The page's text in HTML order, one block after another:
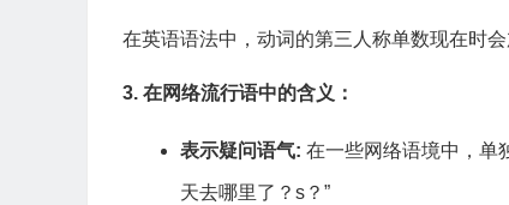
在英语语法中，动词的第三人称单数现在时会
3. 在网络流行语中的含义：
表示疑问语气: 在一些网络语境中，单
天去哪里了？s？”